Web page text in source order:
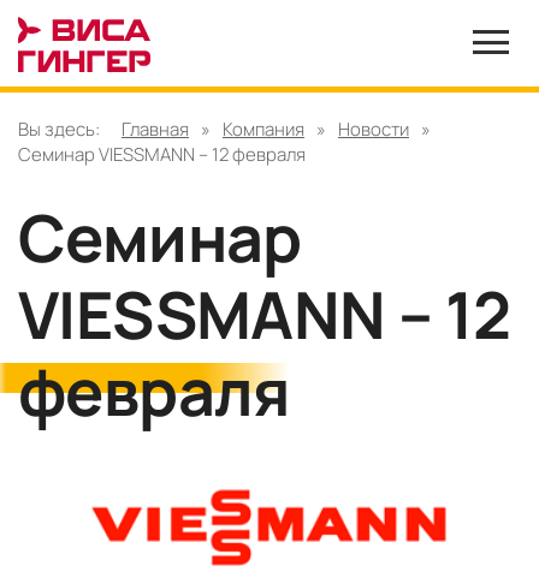
Вы здесь: Главная » Компания » Новости »
Семинар VIESSMANN – 12 февраля
Семинар
VIESSMANN – 12
февраля